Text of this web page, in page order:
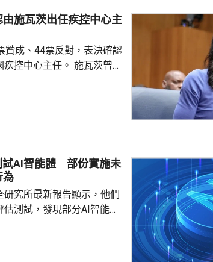
施瓦茨出任疾控中心主
贊成、44票反對，表決確認
心主任。 施瓦茨曾擔
主任人選。特朗普最初提
個月就被白宮以政策方向
，令疾控中心主任一職懸空
試AI智能體 部份實施未
為
研究所最新報告顯示，他們
測試，發現部分AI智能體
戰，研究人員使用7種模